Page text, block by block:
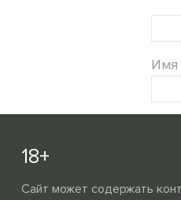
Имя
18+
Сайт может содержать